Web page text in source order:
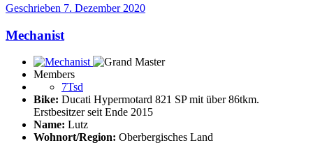
Geschrieben 7. Dezember 2020
Mechanist
Members
7Tsd
Bike: Ducati Hypermotard 821 SP mit über 86tkm.
Erstbesitzer seit Ende 2015
Name: Lutz
Wohnort/Region: Oberbergisches Land